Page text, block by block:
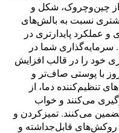
از چین‌وچروک، شکل و
نسبت به بالش‌های
پایدارتری در
شما در
خود را در قالب افزایش
با پوستی صاف‌تر و
تنظیم‌کننده دما، از
می‌کنند و خواب
می‌کنند. تمیزکردن و
روکش‌های قابل‌جداشته و